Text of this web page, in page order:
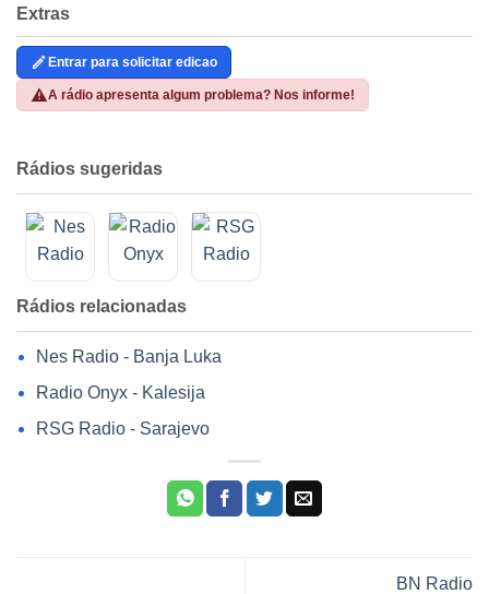
Extras
Entrar para solicitar edicao
A rádio apresenta algum problema? Nos informe!
Rádios sugeridas
Rádios relacionadas
Nes Radio - Banja Luka
Radio Onyx - Kalesija
RSG Radio - Sarajevo
BN Radio